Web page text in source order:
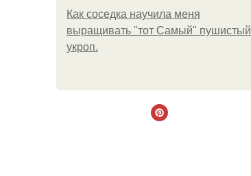
Как соседка научила меня
выращивать "тот Самый" пушистый
укроп.